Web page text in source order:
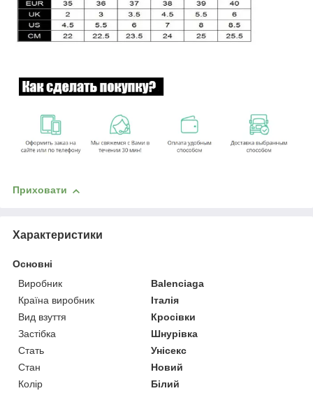
Приховати
Характеристики
Основні
Виробник
Balenciaga
Країна виробник
Італія
Вид взуття
Кросівки
Застібка
Шнурівка
Стать
Унісекс
Стан
Новий
Колір
Білий